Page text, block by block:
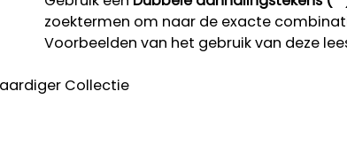
zoektermen om naar de exacte
Voorbeelden van het gebruik van deze
Collectie